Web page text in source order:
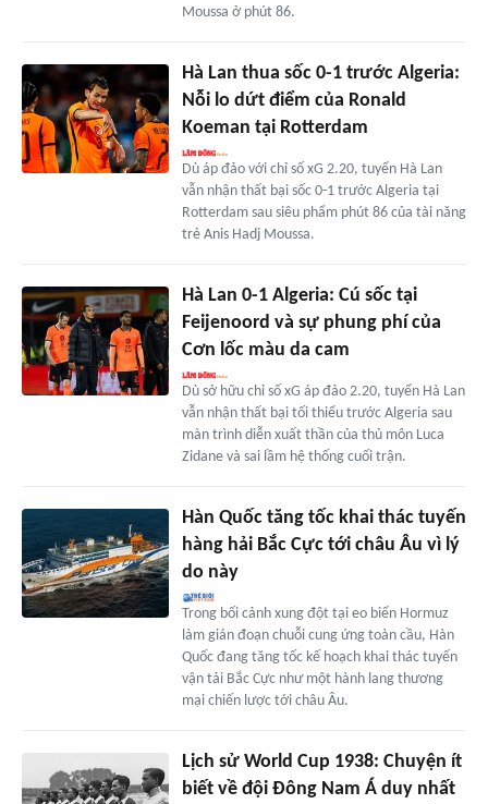
Moussa ở phút 86.
Hà Lan thua sốc 0-1 trước Algeria:
Nỗi lo dứt điểm của Ronald
Koeman tại Rotterdam
Dù áp đảo với chỉ số xG 2.20, tuyển Hà Lan
vẫn nhận thất bại sốc 0-1 trước Algeria tại
Rotterdam sau siêu phẩm phút 86 của tài năng
trẻ Anis Hadj Moussa.
Hà Lan 0-1 Algeria: Cú sốc tại
Feijenoord và sự phung phí của
Cơn lốc màu da cam
Dù sở hữu chỉ số xG áp đảo 2.20, tuyển Hà Lan
vẫn nhận thất bại tối thiểu trước Algeria sau
màn trình diễn xuất thần của thủ môn Luca
Zidane và sai lầm hệ thống cuối trận.
Hàn Quốc tăng tốc khai thác tuyến
hàng hải Bắc Cực tới châu Âu vì lý
do này
Trong bối cảnh xung đột tại eo biển Hormuz
làm gián đoạn chuỗi cung ứng toàn cầu, Hàn
Quốc đang tăng tốc kế hoạch khai thác tuyến
vận tải Bắc Cực như một hành lang thương
mại chiến lược tới châu Âu.
Lịch sử World Cup 1938: Chuyện ít
biết về đội Đông Nam Á duy nhất